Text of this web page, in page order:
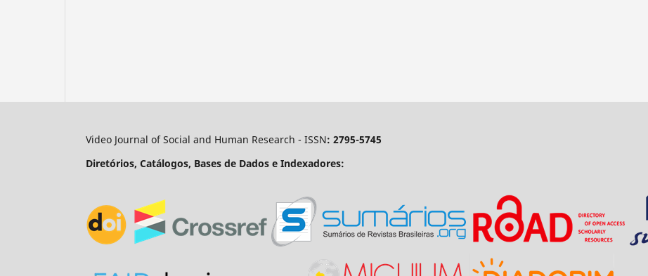
Video Journal of Social and Human Research - ISSN: 2795-5745
Diretórios, Catálogos, Bases de Dados e Indexadores: